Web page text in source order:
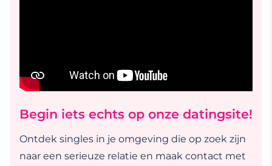
Begin iets echts op onze datingsite!
Ontdek singles in je omgeving die op zoek zijn
naar een serieuze relatie en maak contact met